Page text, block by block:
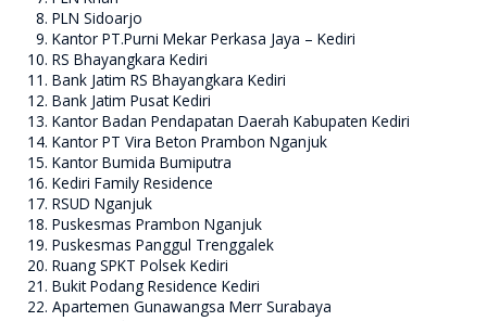
PLN Sidoarjo
Kantor PT.Purni Mekar Perkasa Jaya – Kediri
RS Bhayangkara Kediri
Bank Jatim RS Bhayangkara Kediri
Bank Jatim Pusat Kediri
Kantor Badan Pendapatan Daerah Kabupaten Kediri
Kantor PT Vira Beton Prambon Nganjuk
Kantor Bumida Bumiputra
Kediri Family Residence
RSUD Nganjuk
Puskesmas Prambon Nganjuk
Puskesmas Panggul Trenggalek
Ruang SPKT Polsek Kediri
Bukit Podang Residence Kediri
Apartemen Gunawangsa Merr Surabaya